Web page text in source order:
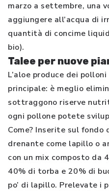
marzo a settembre, una
aggiungere all’acqua di
quantità di concime
bio).
Talee per nuove
L’aloe produce dei
principale: è meglio
sottraggono riserve
ogni pollone potete
Come? Inserite sul fondo
drenante come lapillo o
con un mix composto da
40% di torba e 20% di
po’ di lapillo. Prelevate i